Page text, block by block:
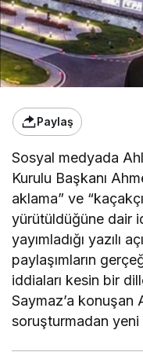
Paylaş
Sosyal medyada
Kurulu Başkanı
aklama” ve
yürütüldüğüne dair
yayımladığı yazılı
paylaşımların
iddiaları kesin bir
Saymaz’a konuşan
soruşturmadan